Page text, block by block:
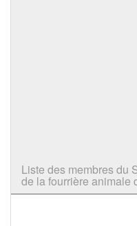
Liste des membres du
de la fourrière animale